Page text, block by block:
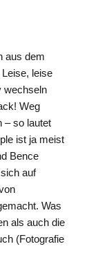
aus dem
leise
wechseln
Weg
– so lautet
ist ja meist
Bence
auf
Was
als auch die
(Fotografie